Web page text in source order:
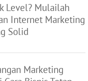
Level? Mulailah
Internet Marketing
Solid
Marketing